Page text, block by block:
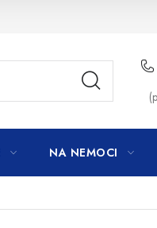
NA NEMOCI